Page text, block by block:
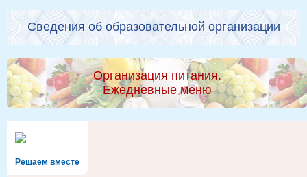
Сведения об образовательной организации
Организация питания.
Ежедневные меню
Решаем вместе